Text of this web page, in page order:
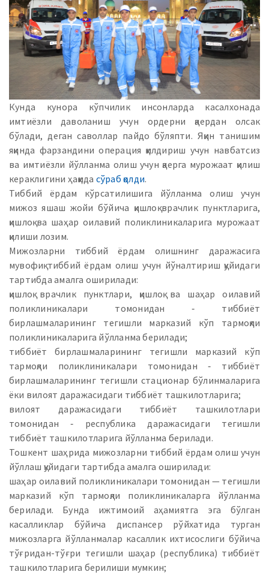
Кунда кунора кўпчилик инсонларда касалхонада
имтиёзли даволаниш учун ордерни қаердан олсак
бўлади, деган саволлар пайдо бўляпти. Яқин танишим
яқинда фарзандини операция қилдириш учун навбатсиз
ва имтиёзли йўлланма олиш учун қаерга мурожаат қилиш
кераклигини ҳақида сўраб қолди.
Тиббий ёрдам кўрсатилишига йўлланма олиш учун
мижоз яшаш жойи бўйича қишлоқ врачлик пунктларига,
қишлоқ ва шаҳар оилавий поликлиникаларига мурожаат
қилиши лозим.
Мижозларни тиббий ёрдам олишнинг даражасига
мувофиқ тиббий ёрдам олиш учун йўналтириш қуйидаги
тартибда амалга оширилади:
қишлоқ врачлик пунктлари, қишлоқ ва шаҳар оилавий
поликлиникалари томонидан ‑ тиббиёт
бирлашмаларининг тегишли марказий кўп тармоқли
поликлиникаларига йўлланма берилади;
тиббиёт бирлашмаларининг тегишли марказий кўп
тармоқли поликлиникалари томонидан ‑ тиббиёт
бирлашмаларининг тегишли стационар бўлинмаларига
ёки вилоят даражасидаги тиббиёт ташкилотларига;
вилоят даражасидаги тиббиёт ташкилотлари
томонидан ‑ республика даражасидаги тегишли
тиббиёт ташкилотларига йўлланма берилади.
Тошкент шаҳрида мижозларни тиббий ёрдам олиш учун
йўллаш қуйидаги тартибда амалга оширилади:
шаҳар оилавий поликлиникалари томонидан — тегишли
марказий кўп тармоқли поликлиникаларга йўлланма
берилади. Бунда ижтимоий аҳамиятга эга бўлган
касалликлар бўйича диспансер рўйхатида турган
мижозларга йўлланмалар касаллик ихтисослиги бўйича
тўғридан-тўғри тегишли шаҳар (республика) тиббиёт
ташкилотларига берилиши мумкин;